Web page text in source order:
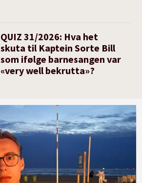
QUIZ 31/2026: Hva het
skuta til Kaptein Sorte Bill
som ifølge barnesangen var
«very well bekrutta»?